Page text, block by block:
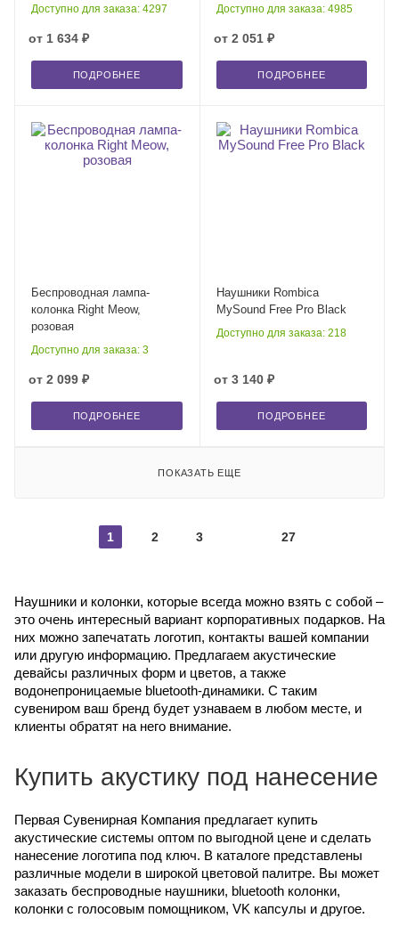
Доступно для заказа: 4297
от 1 634 ₽
ПОДРОБНЕЕ
Доступно для заказа: 4985
от 2 051 ₽
ПОДРОБНЕЕ
Беспроводная лампа-
колонка Right Meow,
розовая
Доступно для заказа: 3
от 2 099 ₽
ПОДРОБНЕЕ
Наушники Rombica
MySound Free Pro Black
Доступно для заказа: 218
от 3 140 ₽
ПОДРОБНЕЕ
ПОКАЗАТЬ ЕЩЕ
1 2 3 27
Наушники и колонки, которые всегда можно взять с собой –
это очень интересный вариант корпоративных подарков. На
них можно запечатать логотип, контакты вашей компании
или другую информацию. Предлагаем акустические
девайсы различных форм и цветов, а также
водонепроницаемые bluetooth-динамики. С таким
сувениром ваш бренд будет узнаваем в любом месте, и
клиенты обратят на него внимание.
Купить акустику под нанесение
Первая Сувенирная Компания предлагает купить
акустические системы оптом по выгодной цене и сделать
нанесение логотипа под ключ. В каталоге представлены
различные модели в широкой цветовой палитре. Вы может
заказать беспроводные наушники, bluetooth колонки,
колонки с голосовым помощником, VK капсулы и другое.